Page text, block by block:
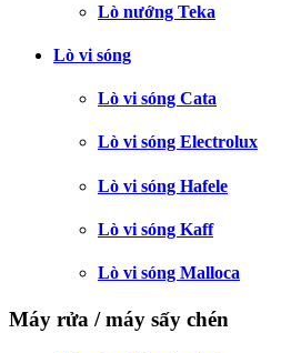
Lò nướng Teka
Lò vi sóng
Lò vi sóng Cata
Lò vi sóng Electrolux
Lò vi sóng Hafele
Lò vi sóng Kaff
Lò vi sóng Malloca
Máy rửa / máy sấy chén